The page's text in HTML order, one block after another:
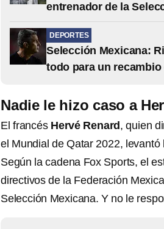
entrenador de la
DEPORTES
Selección Mexicana:
todo para un recambio
Nadie le hizo caso a
El francés Hervé Renard , quien
el Mundial de Qatar 2022,
Según la cadena Fox Sports, el
directivos de la Federación
Selección Mexicana. Y no le